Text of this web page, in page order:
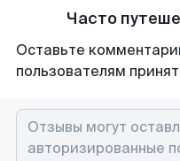
Часто
Оставьте
пользователям